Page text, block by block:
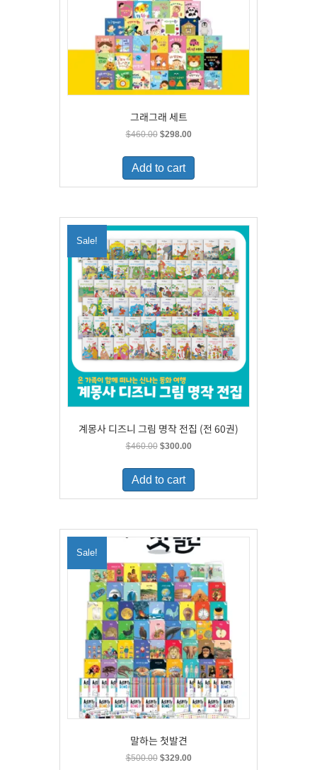
그래그래 세트
$460.00 Original
was:
$460.00.
$298.00Current
is:
Add to cart
Sale!
계몽사 디즈니 그림 명작 전집 (전 60권)
$460.00 Original
was:
$460.00.
$300.00Current
is:
Add to cart
Sale!
말하는 첫발견
$500.00 Original
$329.00Current